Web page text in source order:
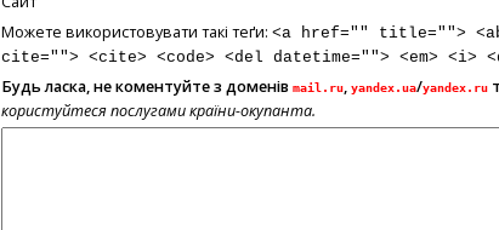
Можете використовувати такі теґи:<a href="" title="">
cite=""> <cite> <code> <del datetime=""> <em> <i>
Будь ласка, не коментуйте з доменівmail.ru,yandex.ua/yandex.ru
користуйтеся послугами країни-окупанта.